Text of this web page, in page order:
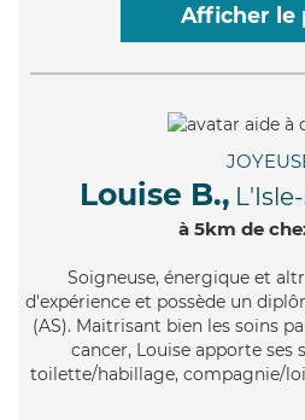
Afficher le
Louise B.,
à 5km de
Soigneuse, énergique et
d'expérience et possède un
(AS). Maitrisant bien les soins
cancer, Louise apporte ses
toilette/habillage, compagnie/